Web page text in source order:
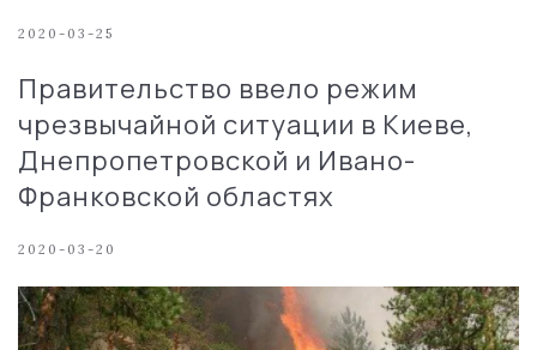
2020-03-25
Правительство ввело режим
чрезвычайной ситуации в Киеве,
Днепропетровской и Ивано-
Франковской областях
2020-03-20